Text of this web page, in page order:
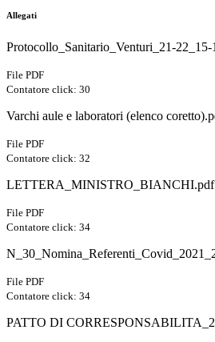
Allegati
Protocollo_Sanitario_Venturi_21-
File PDF
Contatore click: 30
Varchi aule e laboratori (elenco
File PDF
Contatore click: 32
LETTERA_MINISTRO_BIANCHI.pdf
File PDF
Contatore click: 34
File PDF
Contatore click: 34
PATTO DI